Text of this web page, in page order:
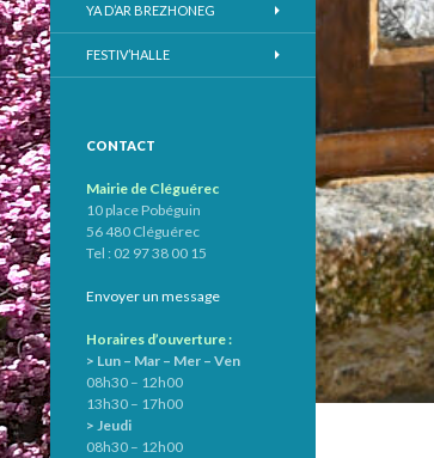
YA D’AR BREZHONEG
FESTIV’HALLE
CONTACT
Mairie de Cléguérec
10 place Pobéguin
56 480 Cléguérec
Tel : 02 97 38 00 15
Envoyer un message
Horaires d’ouverture :
> Lun – Mar – Mer – Ven
08h30 – 12h00
13h30 – 17h00
> Jeudi
08h30 – 12h00